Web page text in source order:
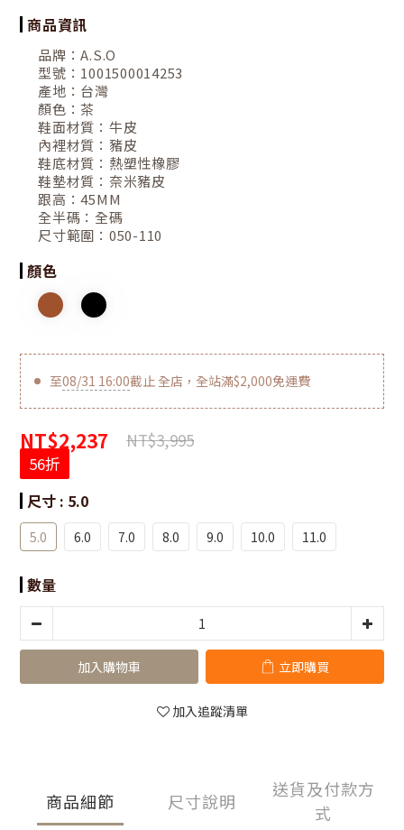
商品資訊
品牌：A.S.O
型號： 1001500014253
產地： 台灣
顏色：茶
鞋面材質： 牛皮
內裡材質： 豬皮
鞋底材質： 熱塑性橡膠
鞋墊材質： 奈米豬皮
跟高：45MM
全半碼： 全碼
尺寸範圍： 050-110
顏色
至08/31 16:00截止 全店，全站滿$2,000免運費
NT$2,237 NT$3,995
56折
尺寸 : 5.0
5.0 6.0 7.0 8.0 9.0 10.0 11.0
數量
加入購物車 立即購買
加入追蹤清單
商品細節 尺寸說明
送貨及付款方
式